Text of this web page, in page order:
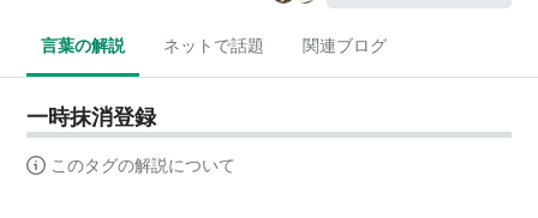
言葉の解説 ネットで話題 関連ブログ
一時抹消登録
このタグの解説について